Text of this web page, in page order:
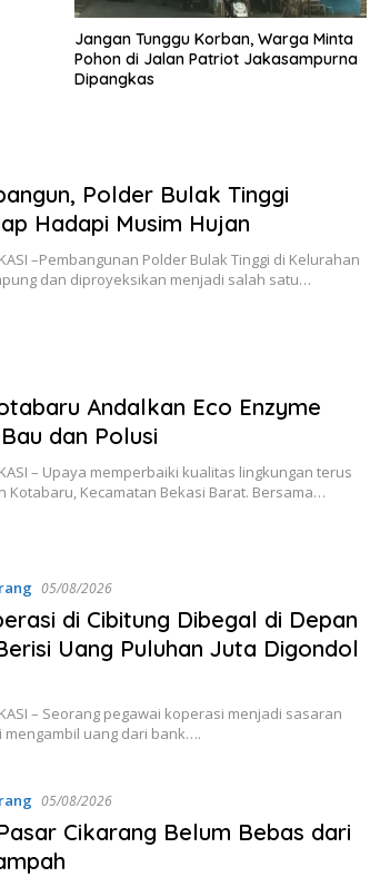
Jangan Tunggu Korban, Warga Minta
Pohon di Jalan Patriot Jakasampurna
Dipangkas
Polder Bulak Tinggi
Hadapi Musim Hujan
–Pembangunan Polder Bulak Tinggi di Kelurahan
dan diproyeksikan menjadi salah satu…
Andalkan Eco Enzyme
dan Polusi
– Upaya memperbaiki kualitas lingkungan terus
Kotabaru, Kecamatan Bekasi Barat. Bersama…
05/08/2026
di Cibitung Dibegal di Depan
Uang Puluhan Juta Digondol
– Seorang pegawai koperasi menjadi sasaran
mengambil uang dari bank….
05/08/2026
Cikarang Belum Bebas dari